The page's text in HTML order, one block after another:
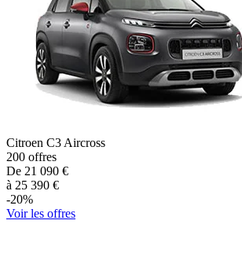
Citroen C3 Aircross
200 offres
De 21 090 €
à 25 390 €
-20%
Voir les offres